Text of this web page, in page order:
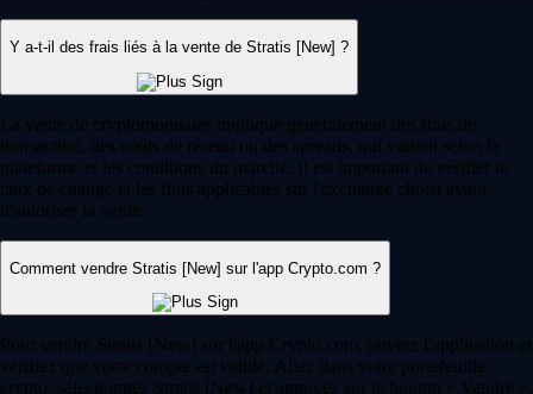
Y a-t-il des frais liés à la vente de Stratis [New] ?
La vente de cryptomonnaies implique généralement des frais de
transaction, des coûts de réseau ou des spreads, qui varient selon la
plateforme et les conditions du marché. Il est important de vérifier le
taux de change et les frais applicables sur l'exchange choisi avant
d'autoriser la vente.
Comment vendre Stratis [New] sur l'app Crypto.com ?
Pour vendre Stratis [New] sur l'app Crypto.com, ouvrez l'application et
vérifiez que votre compte est validé. Allez dans votre portefeuille
crypto, sélectionnez Stratis [New] et appuyez sur le bouton « Vendre ».